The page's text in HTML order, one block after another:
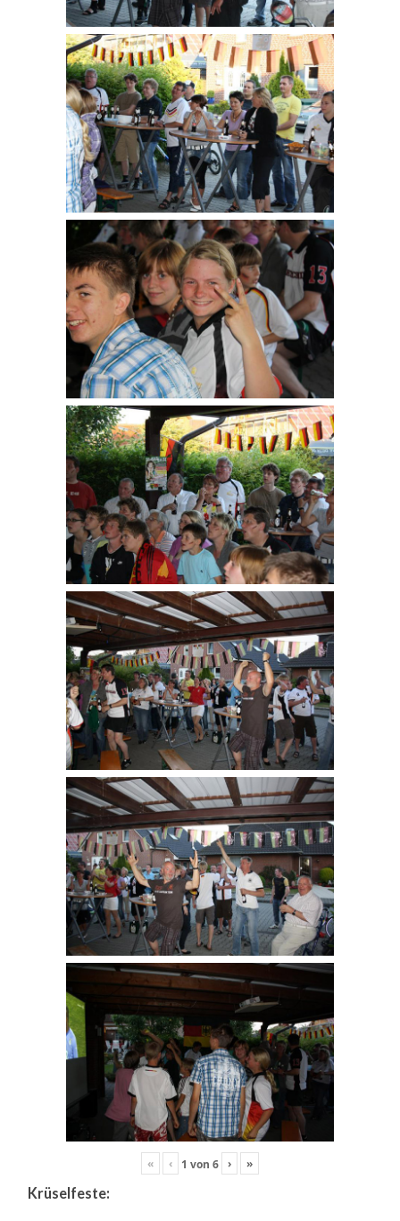
« ‹ 1 von 6 › »
Krüselfeste: